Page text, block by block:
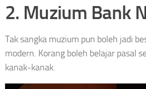
2. Muzium Bank
Tak sangka muzium pun boleh jadi
modern. Korang boleh belajar pasal
kanak-kanak.